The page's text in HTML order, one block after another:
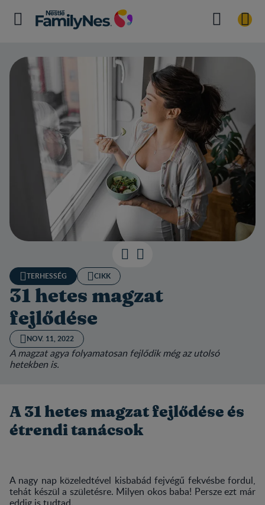
TERHESSÉG CIKK
31 hetes magzat
fejlődése
NOV. 11, 2022
A magzat agya folyamatosan fejlődik még az utolsó
hetekben is.
A 31 hetes magzat fejlődése és
étrendi tanácsok
A nagy nap közeledtével kisbabád fejvégű fekvésbe fordul,
tehát készül a születésre. Milyen okos baba! Persze ezt már